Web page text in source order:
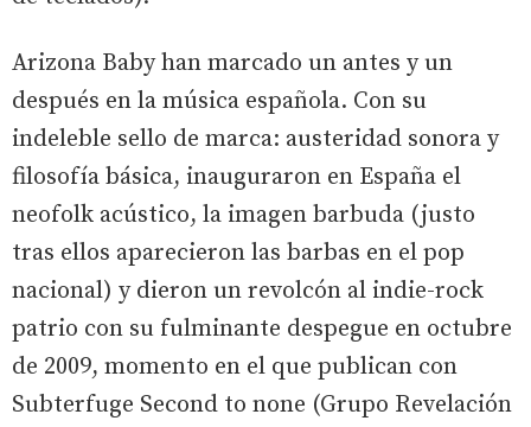
Arizona Baby han marcado un antes y un
después en la música española. Con su
indeleble sello de marca: austeridad sonora y
filosofía básica, inauguraron en España el
neofolk acústico, la imagen barbuda (justo
tras ellos aparecieron las barbas en el pop
nacional) y dieron un revolcón al indie-rock
patrio con su fulminante despegue en octubre
de 2009, momento en el que publican con
Subterfuge Second to none (Grupo Revelación